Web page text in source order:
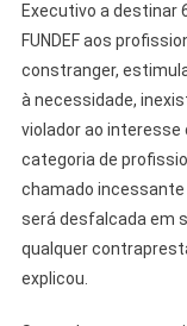
Executivo a destinar
FUNDEF aos
constranger,
à necessidade,
violador ao interesse
categoria de
chamado incessante
será desfalcada em
qualquer
explicou.